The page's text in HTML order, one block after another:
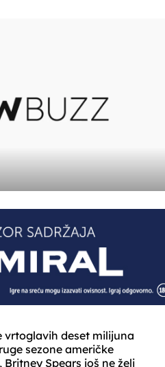
deset milijuna
sezone američke
Spears još ne želi